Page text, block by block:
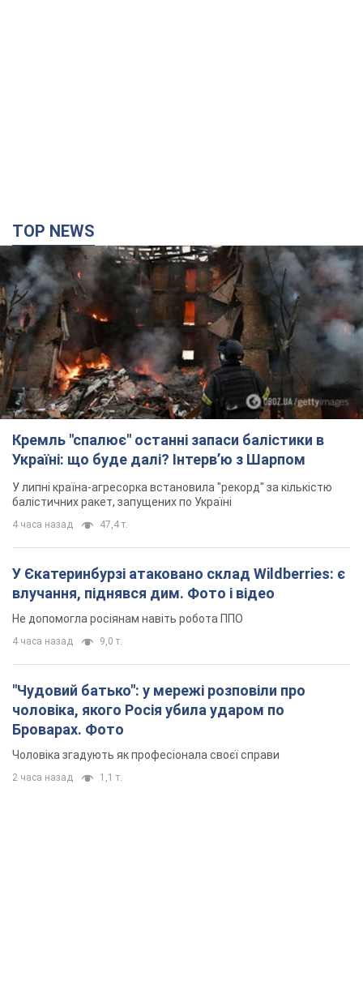
TOP NEWS
Кремль "спалює" останні запаси балістики в
Україні: що буде далі? Інтерв’ю з Шарпом
У липні країна-агресорка встановила "рекорд" за кількістю
балістичних ракет, запущених по Україні
4 часа назад 47,4 т.
У Єкатеринбурзі атаковано склад Wildberries: є
влучання, піднявся дим. Фото і відео
Не допомогла росіянам навіть робота ППО
4 часа назад 9,0 т.
"Чудовий батько": у мережі розповіли про
чоловіка, якого Росія убила ударом по
Броварах. Фото
Чоловіка згадують як професіонала своєї справи
2 часа назад 1,1 т.